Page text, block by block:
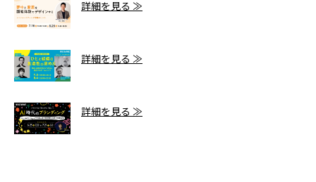
詳細を見る ≫
詳細を見る ≫
詳細を見る ≫